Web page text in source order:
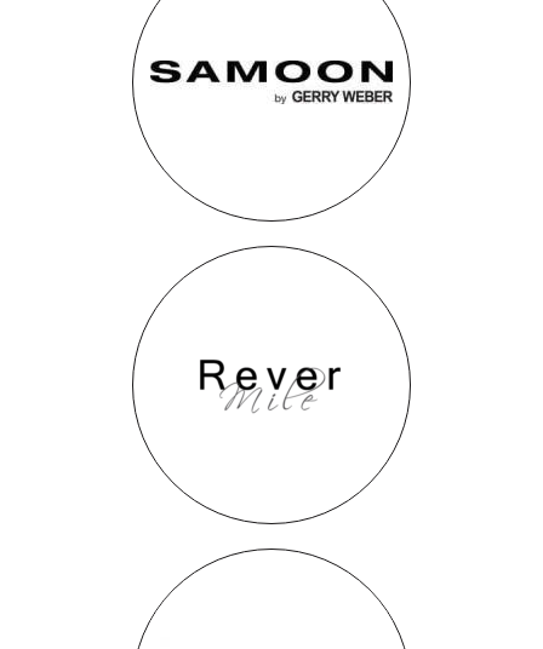
Samoon
Rever mile